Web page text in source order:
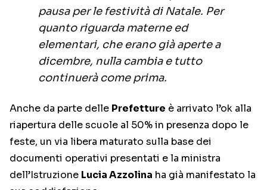
pausa per le festività di Natale. Per
quanto riguarda materne ed
elementari, che erano già aperte a
dicembre, nulla cambia e tutto
continuerà come prima.
Anche da parte delle Prefetture è arrivato l’ok alla
riapertura delle scuole al 50% in presenza dopo le
feste, un via libera maturato sulla base dei
documenti operativi presentati e la ministra
dell’Istruzione Lucia Azzolina ha già manifestato la